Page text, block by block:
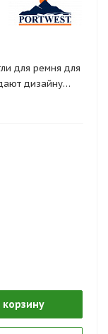
для ремня для
дизайну
корзину